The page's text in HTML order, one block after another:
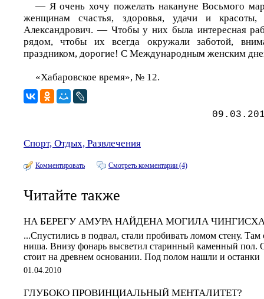
— Я очень хочу пожелать накануне Восьмого
женщинам счастья, здоровья, удачи и
Александрович. — Чтобы у них была интересная
рядом, чтобы их всегда окружали заботой,
праздником, дорогие! С Международным женским
«Хабаровское время», № 12.
Спорт, Отдых, Развлечения
Комментировать Смотреть комментарии (4)
Читайте также
НА БЕРЕГУ АМУРА НАЙДЕНА МОГИЛА
...Спустились в подвал, стали пробивать ломом стену. Там
ниша. Внизу фонарь высветил старинный каменный пол.
стоит на древнем основании. Под полом нашли и останки
01.04.2010
ГЛУБОКО ПРОВИНЦИАЛЬНЫЙ МЕНТАЛИТЕТ?